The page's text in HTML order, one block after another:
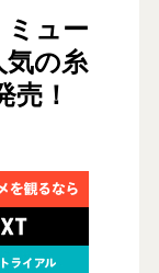
ュー
の糸
売！